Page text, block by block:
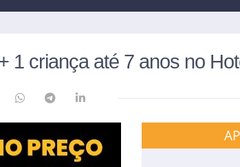
1 criança até 7 anos no